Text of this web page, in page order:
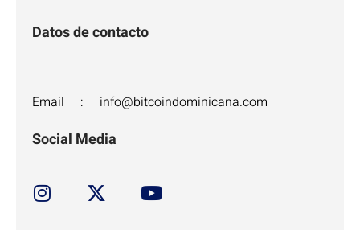
Datos de contacto
Email : info@bitcoindominicana.com
Social Media